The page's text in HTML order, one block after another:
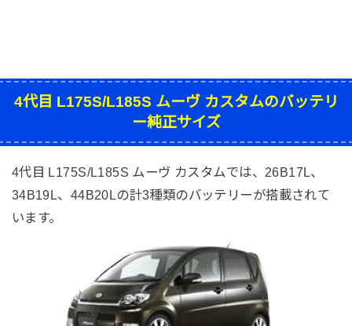
4代目 L175S/L185S ムーヴ カスタムのバッテリ
ー純正サイズ
4代目 L175S/L185S ムーヴ カスタムでは、26B17L、
34B19L、44B20Lの計3種類のバッテリーが搭載されて
います。